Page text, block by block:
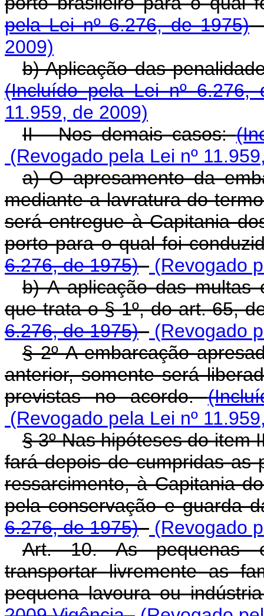
pela Lei nº 6.276, de 1975)
2009)
b) Aplicação das
(Incluído pela Lei nº 6.276,
11.959, de 2009)
II - Nos demais casos:
(Revogado pela Lei nº
a) O apresamento da
mediante a lavratura do
será entregue à Capitania
porto para o qual foi
6.276, de 1975)
(Revogado
b) A aplicação das multas
que trata o § 1º, do art. 65,
6.276, de 1975)
(Revogado
§ 2º A embarcação
anterior, somente será
previstas no acordo.
(Revogado pela Lei nº
§ 3º Nas hipóteses do item
fará depois de cumpridas as
ressarcimento, à Capitania
pela conservação e guarda
6.276, de 1975)
(Revogado
Art. 10. As pequenas
transportar livremente as
pequena lavoura ou